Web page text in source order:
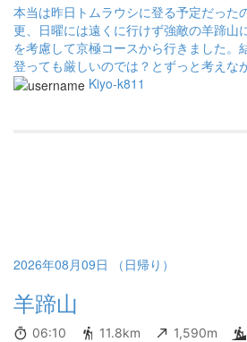
本当は昨日トムラウシに登る予定だった
更、日曜には遠くに行けず強敵の羊蹄山
を考慮して京極コースから行きました。
登っても厳しいのでは？とずっと考えな
には人が一杯で賑わっていました。外輪
Kiyo-k811
2026年08月09日 （日帰り）
羊蹄山
06:10 11.8km 1,590m